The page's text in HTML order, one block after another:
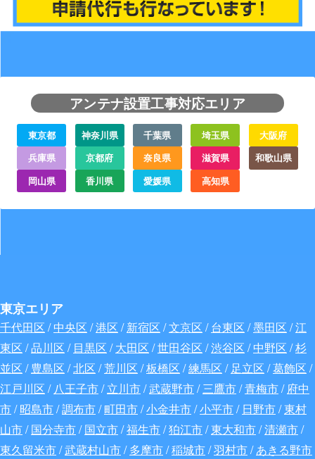
アンテナ設置工事対応エリア
東京都 神奈川県 千葉県 埼玉県
大阪府
兵庫県
京都府 奈良県 滋賀県
和歌山県
岡山県
香川県 愛媛県 高知県
東京エリア
千代田区 /中央区 /港区 /新宿区 /文京区 /台東区 /墨田区 /江
東区 /品川区 / 目黒区 /大田区 /世田谷区 /渋谷区 /中野区 /杉
並区 /豊島区 /北区 /荒川区 /板橋区 /練馬区 /足立区 /葛飾区 /
江戸川区 / 八王子市/立川市/武蔵野市/三鷹市/青梅市/府中
市/昭島市/調布市/町田市/小金井市/小平市/ 日野市/東村
山市/国分寺市/国立市/福生市/狛江市/東大和市/清瀬市/
東久留米市/武蔵村山市/多摩市/稲城市/羽村市/あきる野市